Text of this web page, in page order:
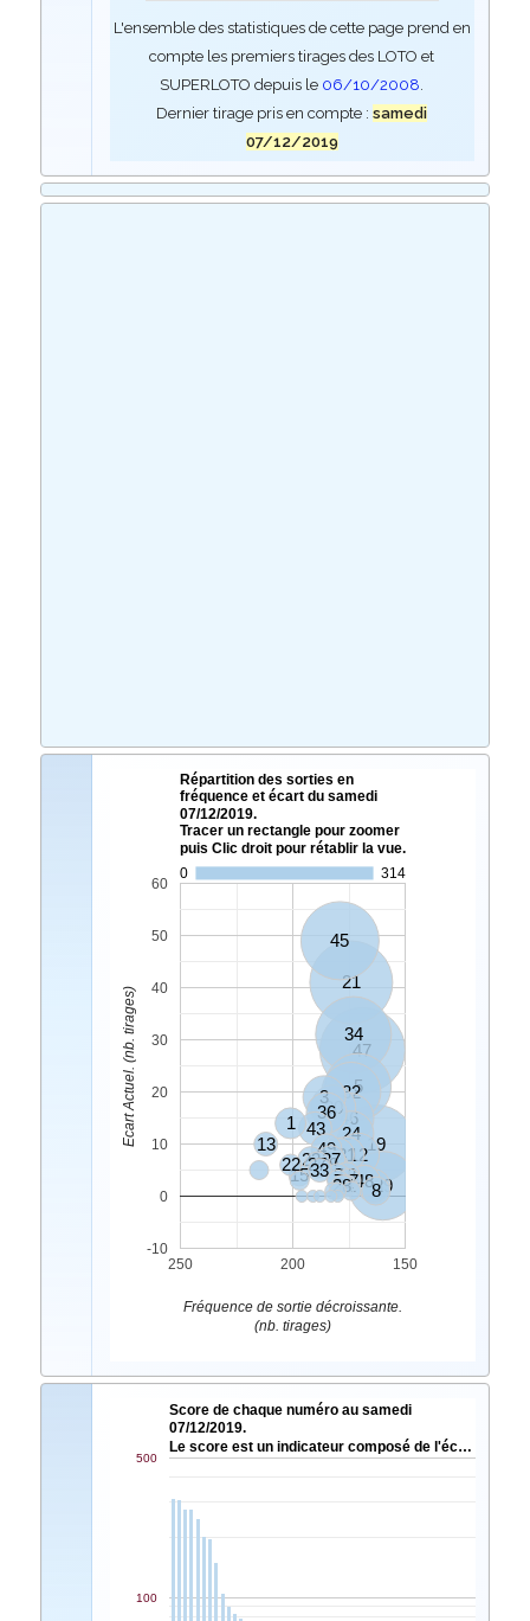
L'ensemble des statistiques de cette page prend en
compte les premiers tirages des LOTO et
SUPERLOTO depuis le 06/10/2008.
Dernier tirage pris en compte :samedi
07/12/2019
Répartition des sorties en
fréquence et écart du samedi
07/12/2019.
Tracer un rectangle pour zoomer
puis Clic droit pour rétablir la vue.
0
314
47
21
19
45
34
39
5
32
46
20
24
3
12
36
31
6
42
43
1
25
48
49
4
8
9
37
18
23
27
2
13
17
33
711
14
15
22
28
250 200 150
-10
0
10
20
30
40
50
60
Fréquence de sortie décroissante.
(nb. tirages)
Ecart Actuel. (nb. tirages)
Score de chaque numéro au samedi
07/12/2019.
Le score est un indicateur composé de l'éc…
100
500